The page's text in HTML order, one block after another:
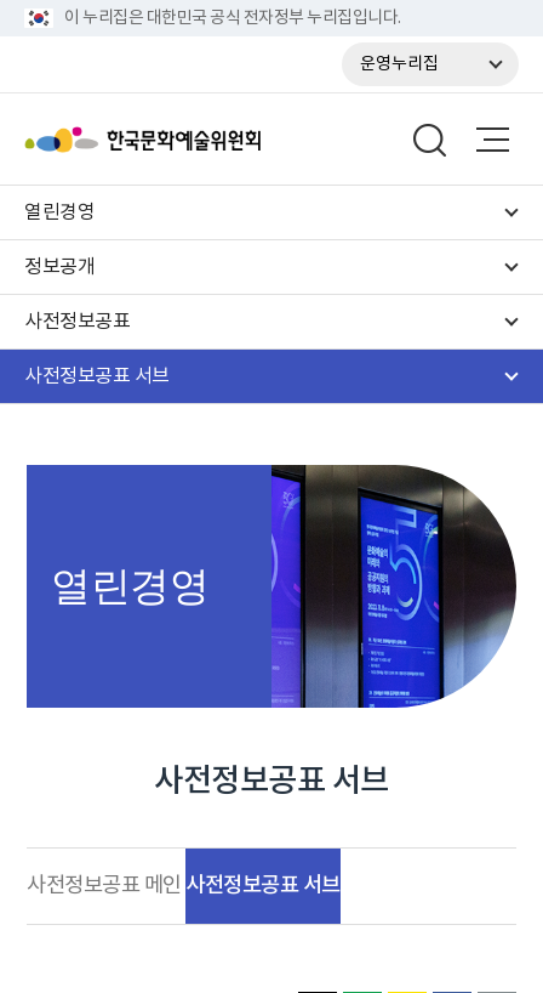
이 누리집은 대한민국 공식 전자정부 누리집입니다.
운영누리집
열린경영
정보공개
사전정보공표
사전정보공표 서브
열린경영
사전정보공표 서브
사전정보공표 메인 사전정보공표 서브